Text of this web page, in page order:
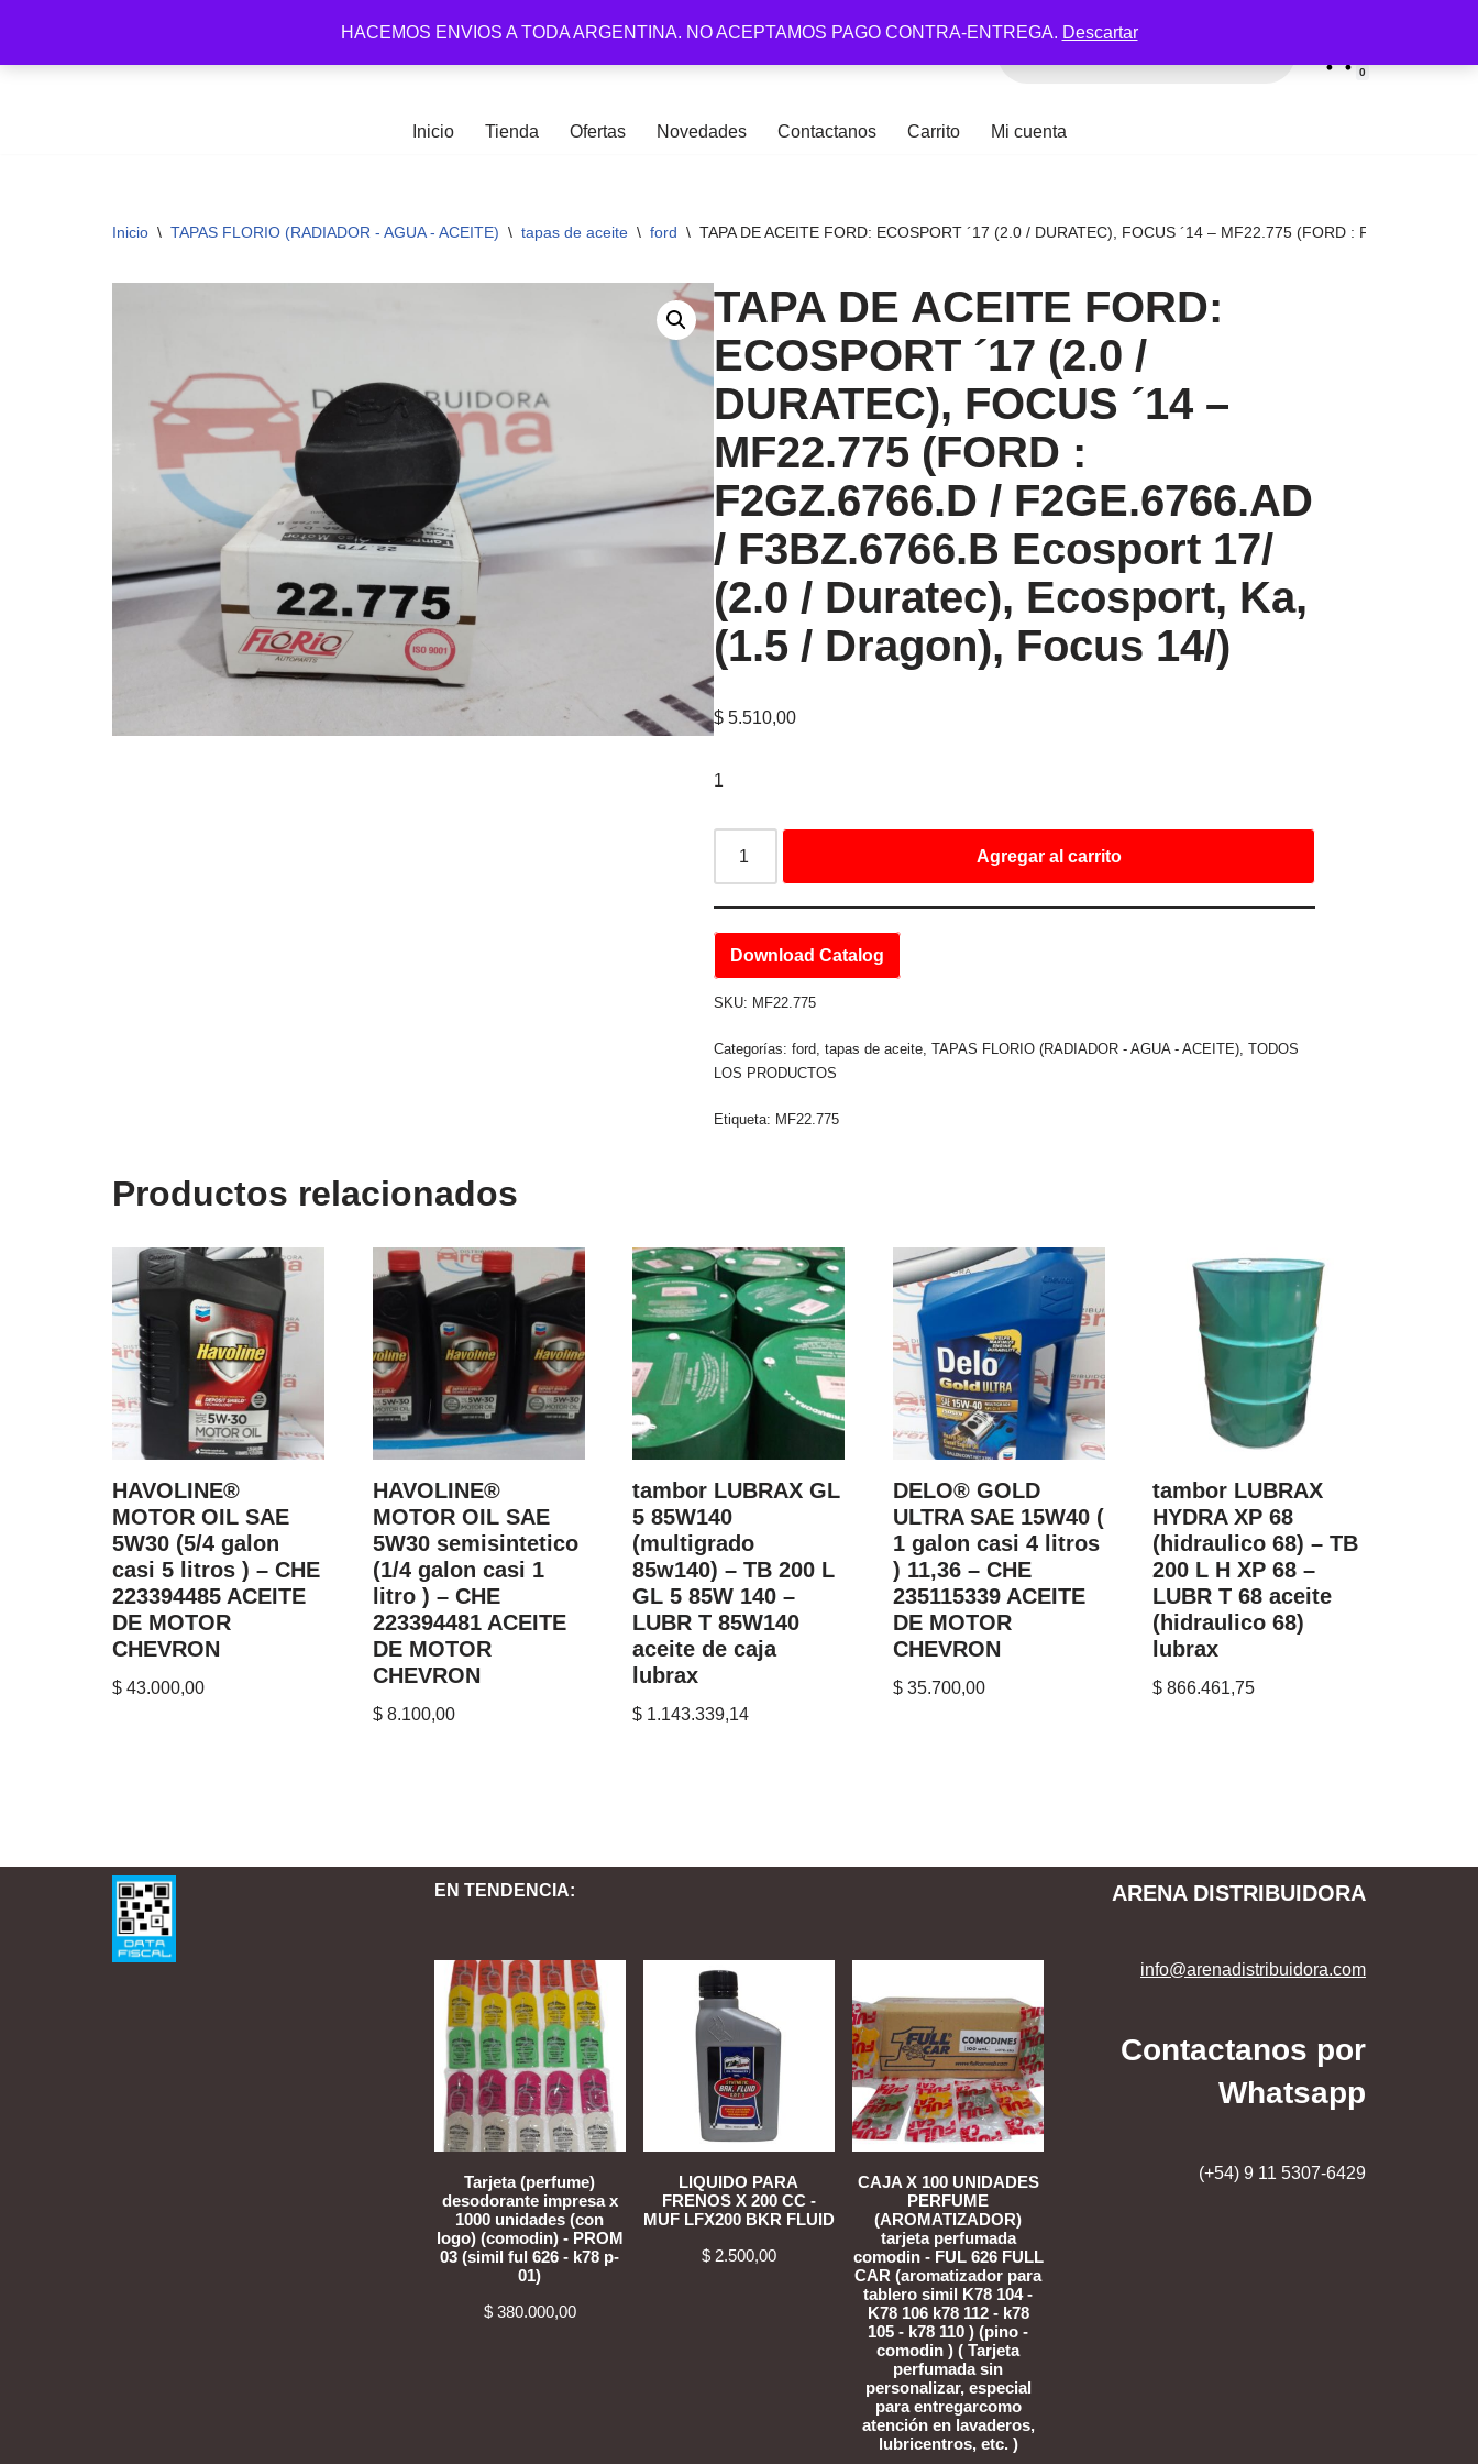
HACEMOS ENVIOS A TODA ARGENTINA. NO ACEPTAMOS PAGO CONTRA-ENTREGA. Descartar
Ir
0
Inicio Tienda Ofertas Novedades Contactanos Carrito Mi cuenta
Inicio \ TAPAS FLORIO (RADIADOR - AGUA - ACEITE) \ tapas de aceite \ ford \ TAPA DE ACEITE FORD: ECOSPORT ´17 (2.0 / DURATEC), FOCUS ´14 – MF22.775 (FORD :
TAPA DE ACEITE FORD:
ECOSPORT ´17 (2.0 /
DURATEC), FOCUS ´14 –
MF22.775 (FORD :
F2GZ.6766.D / F2GE.6766.AD
/ F3BZ.6766.B Ecosport 17/
(2.0 / Duratec), Ecosport, Ka,
(1.5 / Dragon), Focus 14/)
$ 5.510,00
1
Agregar al carrito
Download Catalog
SKU: MF22.775
Categorías:ford,tapas de aceite,TAPAS FLORIO (RADIADOR - AGUA - ACEITE),TODOS
LOS PRODUCTOS
Etiqueta: MF22.775
Productos relacionados
HAVOLINE®
MOTOR OIL SAE
5W30 (5/4 galon
casi 5 litros ) – CHE
223394485 ACEITE
DE MOTOR
CHEVRON
$ 43.000,00
HAVOLINE®
MOTOR OIL SAE
5W30 semisintetico
(1/4 galon casi 1
litro ) – CHE
223394481 ACEITE
DE MOTOR
CHEVRON
$8.100,00
tambor LUBRAX GL
5 85W140
(multigrado
85w140) – TB 200 L
GL 5 85W 140 –
LUBR T 85W140
aceite de caja
lubrax
$ 1.143.339,14
DELO® GOLD
ULTRA SAE 15W40 (
1 galon casi 4 litros
) 11,36 – CHE
235115339 ACEITE
DE MOTOR
CHEVRON
$35.700,00
tambor LUBRAX
HYDRA XP 68
(hidraulico 68) – TB
200 L H XP 68 –
LUBR T 68 aceite
(hidraulico 68)
lubrax
$ 866.461,75
EN TENDENCIA:
Tarjeta (perfume)
desodorante impresa x
1000 unidades (con
logo) (comodin) - PROM
03 (simil ful 626 - k78 p-
01)
$380.000,00
LIQUIDO PARA
FRENOS X 200 CC -
MUF LFX200 BKR FLUID
$2.500,00
CAJA X 100 UNIDADES
PERFUME
(AROMATIZADOR)
tarjeta perfumada
comodin - FUL 626 FULL
CAR (aromatizador para
tablero simil K78 104 -
K78 106 k78 112 - k78
105 - k78 110 ) (pino -
comodin ) ( Tarjeta
perfumada sin
personalizar, especial
para entregarcomo
atención en lavaderos,
lubricentros, etc. )
ARENA DISTRIBUIDORA
info@arenadistribuidora.com
Contactanos por
Whatsapp
(+54) 9 11 5307-6429